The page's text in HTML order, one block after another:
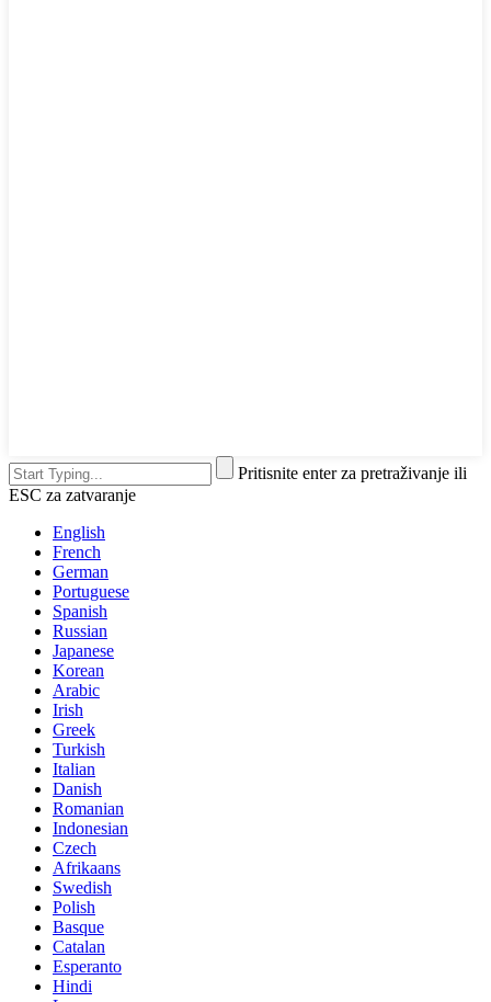
Pritisnite enter za pretraživanje ili
ESC za zatvaranje
English
French
German
Portuguese
Spanish
Russian
Japanese
Korean
Arabic
Irish
Greek
Turkish
Italian
Danish
Romanian
Indonesian
Czech
Afrikaans
Swedish
Polish
Basque
Catalan
Esperanto
Hindi